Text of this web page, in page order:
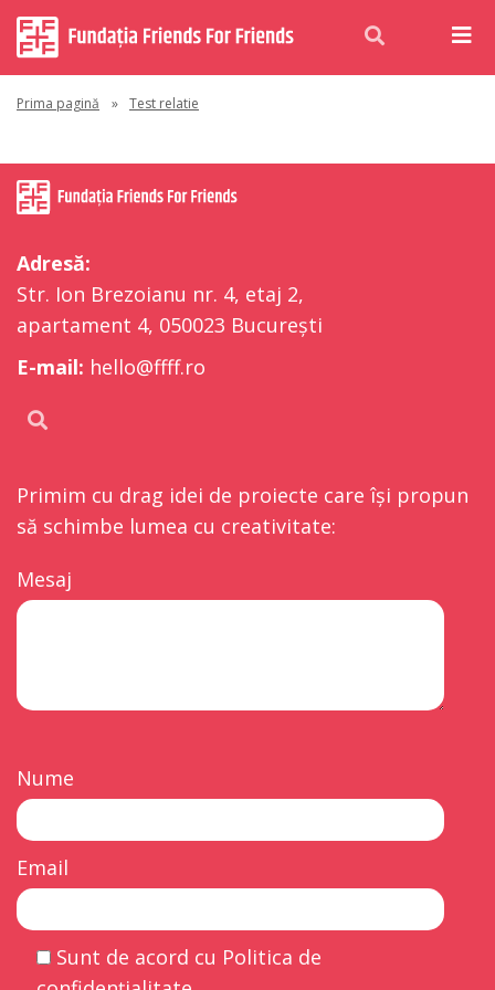
Prima pagină » Test relatie
Adresă:
Str. Ion Brezoianu nr. 4, etaj 2,
apartament 4, 050023 București
E-mail: hello@ffff.ro
Primim cu drag idei de proiecte care își propun
să schimbe lumea cu creativitate:
Mesaj
Nume
Email
Sunt de acord cu Politica de